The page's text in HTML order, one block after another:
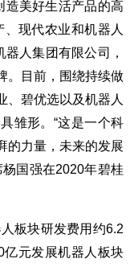
造美好生活产品的高
现代农业和机器人
人集团有限公司，
。目前，围绕持续做
、碧优选以及机器人
雏形。“这是一个科
的力量，未来的发展
国强在2020年碧桂
板块研发费用约6.2
元发展机器人板块